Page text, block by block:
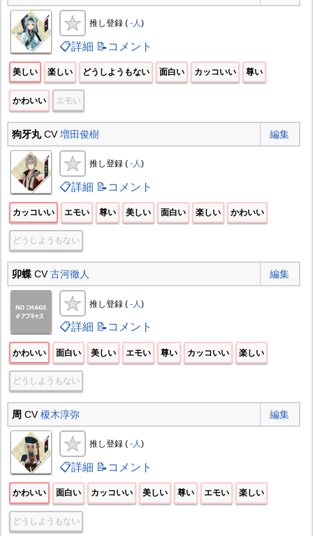
推し登録 ( -人)
📋詳細 📝コメント
美しい 楽しい どうしようもない 面白い カッコいい 尊い
かわいい エモい
狗牙丸CV増田俊樹 編集
推し登録 ( -人)
📋詳細 📝コメント
カッコいい エモい 尊い 美しい 面白い 楽しい かわいい
どうしようもない
卯蝶CV古河徹人 編集
推し登録 ( -人 )
📋詳細 📝コメント
かわいい 面白い 美しい エモい 尊い カッコいい 楽しい
どうしようもない
周 CV榎木淳弥 編集
推し登録 ( -人)
📋詳細 📝コメント
かわいい 面白い カッコいい 美しい 尊い エモい 楽しい
どうしようもない